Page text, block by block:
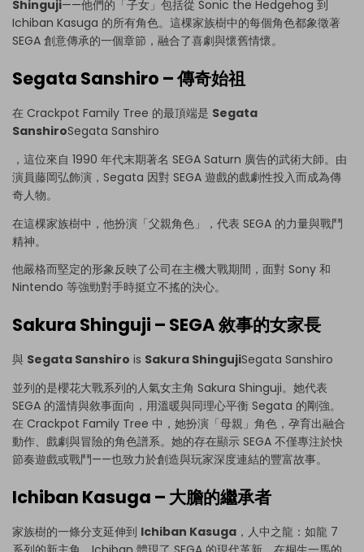
點擊查看完整圖片並免費編輯
Shinguji——他們的「子女」包括從 Sonic the Hedgehog 到
Ichiban Kasuga 的所有角色。這棵家族樹中的每個角色都象徵著
SEGA 創意傳承的一個章節，融合了喜劇與懷舊情懷。
Segata Sanshiro – 傳奇始祖
在 Crackpot Family Tree 的最頂端是 Segata
SanshiroSegata Sanshiro
，這位來自 1990 年代末期著名 SEGA Saturn 廣告的武術大師。由
演員藤岡弘飾演，Segata 因對 SEGA 遊戲的戲劇性投入而成為傳
奇人物。
在這棵家族樹中，他扮演「父親角色」，代表 SEGA 的力量與戰鬥
精神。
他嚴格而堅定的形象反映了公司在主機大戰期間，面對 Sony 和
Nintendo 等強勁對手時挺立不搖的決心。
Sakura Shinguji – SEGA 敘事的女家長
與 Segata Sanshiro is Sakura ShingujiSegata Sanshiro
並列的是櫻花大戰系列的人氣女主角 Sakura Shinguji。她代表
SEGA 的溫情與敘事面向，用溫暖與同理心平衡 Segata 的剛強。
在 Crackpot Family Tree 中，她扮演「母親」角色，孕育出融合
動作、戲劇與冒險的角色譜系。她的存在顯示 SEGA 不僅專注於快
節奏遊戲或戰鬥——也致力於創造與玩家深度連結的豐富故事。
Ichiban Kasuga – 大膽的繼承者
家族樹的一條分支延伸到 Ichiban Kasuga ，人中之龍：如龍 7